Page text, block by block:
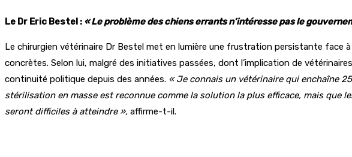
Le Dr Eric Bestel : « Le problème des chiens errants n’intéresse pas le
Le chirurgien vétérinaire Dr Bestel met en lumière une frustration persistante face
concrètes. Selon lui, malgré des initiatives passées, dont l’implication de
continuité politique depuis des années. « Je connais un vétérinaire qui enchaîne
stérilisation en masse est reconnue comme la solution la plus efficace, mais
seront difficiles à atteindre », affirme-t-il.